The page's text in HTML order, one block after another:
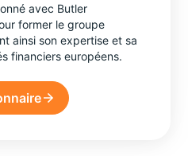
avec Butler
former le groupe
ainsi son expertise et sa
financiers européens.